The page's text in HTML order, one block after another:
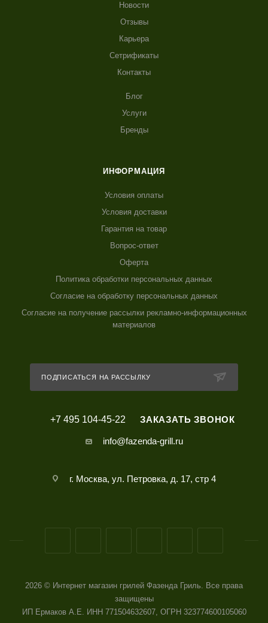
Новости
Отзывы
Карьера
Сетрификаты
Контакты
Блог
Услуги
Бренды
ИНФОРМАЦИЯ
Условия оплаты
Условия доставки
Гарантия на товар
Вопрос-ответ
Оферта
Политика обработки персональных данных
Согласие на обработку персональных данных
Согласие на получение рассылки рекламно-информационных
материалов
ПОДПИСАТЬСЯ НА РАССЫЛКУ
+7 495 104-45-22 ЗАКАЗАТЬ ЗВОНОК
info@fazenda-grill.ru
г. Москва, ул. Петровка, д. 17, стр 4
2026 © Интернет магазин грилей Фазенда Гриль. Все права
защищены
ИП Ермаков А.Е. ИНН 771504632607, ОГРН 323774600105060